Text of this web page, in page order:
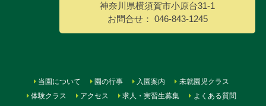
神奈川県横須賀市小原台31-1
お問合せ： 046-843-1245
当園について 園の行事 入園案内
未就園児クラス
体験クラス
アクセス 求人・実習生募集 よくある質問